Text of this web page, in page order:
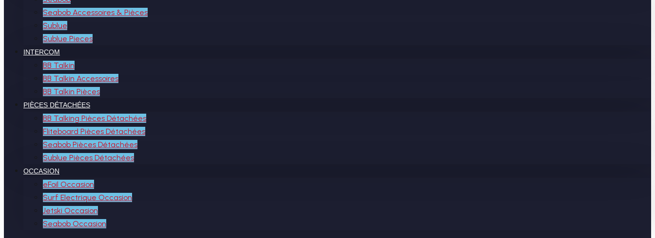
Seabob Accessoires & Pièces
Sublue
Sublue Pieces
INTERCOM
BB Talkin
BB Talkin Accessoires
BB Talkin Pièces
PIÈCES DÉTACHÉES
BB Talking Pièces Détachées
Fliteboard Pièces Détachées
Seabob Pièces Détachées
Sublue Pièces Détachées
OCCASION
eFoil Occasion
Surf Electrique Occasion
Jetski Occasion
Seabob Occasion